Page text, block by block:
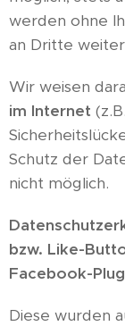
werden ohne
an Dritte
Wir weisen
im Internet
Schutz der
nicht möglich.
bzw. Like-
Facebook-
Diese wurden